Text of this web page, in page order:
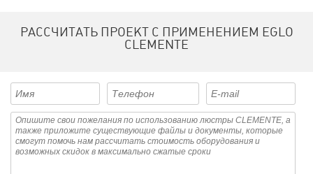
РАССЧИТАТЬ ПРОЕКТ С ПРИМЕНЕНИЕМ EGLO
CLEMENTE